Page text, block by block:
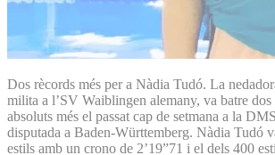
Dos rècords més per a Nàdia Tudó. La
milita a l’SV Waiblingen alemany, va batre dos
absoluts més el passat cap de setmana a la
disputada a Baden-Württemberg. Nàdia Tudó
estils amb un crono de 2’19”71 i el dels 400